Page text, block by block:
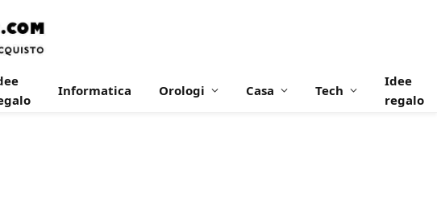
Informatica Orologi Casa Tech
Idee
regalo